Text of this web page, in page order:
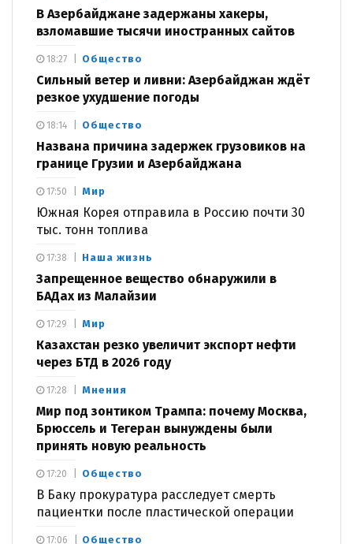
В Азербайджане задержаны хакеры,
взломавшие тысячи иностранных сайтов
Общество
Сильный ветер и ливни: Азербайджан ждёт
резкое ухудшение погоды
18:27
Общество
Названа причина задержек грузовиков на
границе Грузии и Азербайджана
18:14
Мир
Южная Корея отправила в Россию почти 30
тыс. тонн топлива
17:50
Наша жизнь
Запрещенное вещество обнаружили в
БАДах из Малайзии
17:38
Мир
Казахстан резко увеличит экспорт нефти
через БТД в 2026 году
17:29
Мнения
Мир под зонтиком Трампа: почему Москва,
Брюссель и Тегеран вынуждены были
принять новую реальность
17:28
Общество
В Баку прокуратура расследует смерть
пациентки после пластической операции
17:20
Общество
17:06